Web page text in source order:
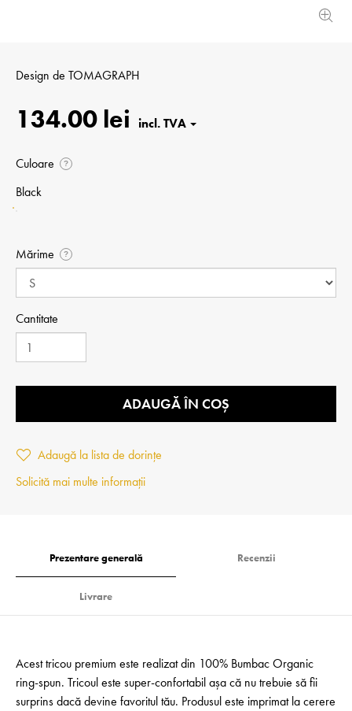
Design de TOMAGRAPH
134.00 lei
Culoare ?
Black
Mărime ?
Cantitate
ADAUGĂ ÎN COȘ
Adaugă la lista de dorințe
Solicită mai multe informații
Prezentare generală Recenzii
Livrare
Acest tricou premium este realizat din 100% Bumbac Organic
ring-spun. Tricoul este super-confortabil așa că nu trebuie să fii
surprins dacă devine favoritul tău. Produsul este imprimat la cerere